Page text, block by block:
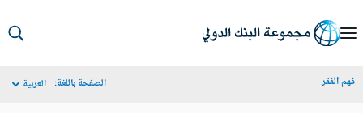
الفقر الصفحة باللغة: العربية